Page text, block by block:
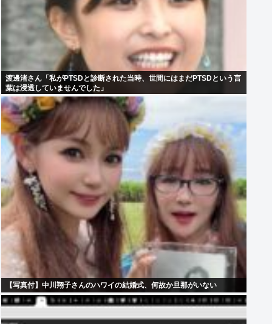
渡邊渚さん「私がPTSDと診断された当時、世間にはまだPTSDという言
葉は浸透していませんでした」
【写真付】中川翔子さんのハワイの結婚式、何故か旦那がいない